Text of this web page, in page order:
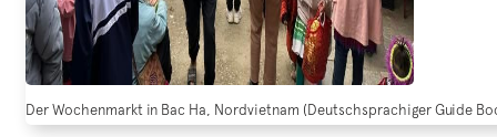
Der Wochenmarkt in Bac Ha, Nordvietnam (Deutschsprachiger Guide